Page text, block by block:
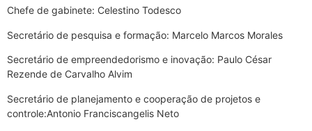
Chefe de gabinete: Celestino Todesco
Secretário de pesquisa e formação: Marcelo Marcos Morales
Secretário de empreendedorismo e inovação: Paulo César
Rezende de Carvalho Alvim
Secretário de planejamento e cooperação de projetos e
controle:Antonio Franciscangelis Neto